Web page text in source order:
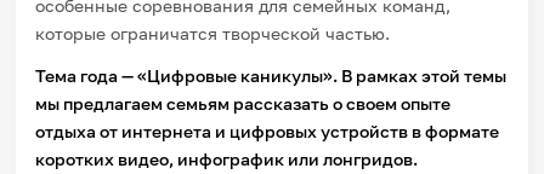
особенные соревнования для семейных команд,
которые ограничатся творческой частью.
Тема года — «Цифровые каникулы». В рамках этой темы
мы предлагаем семьям рассказать о своем опыте
отдыха от интернета и цифровых устройств в формате
коротких видео, инфографик или лонгридов.